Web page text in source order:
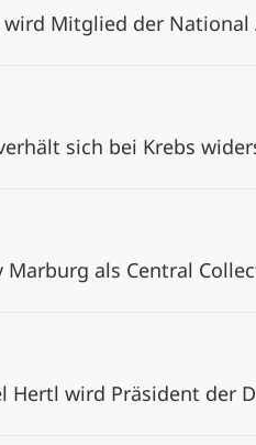
wird Mitglied der National
sich bei Krebs
Marburg als Central
Hertl wird Präsident der